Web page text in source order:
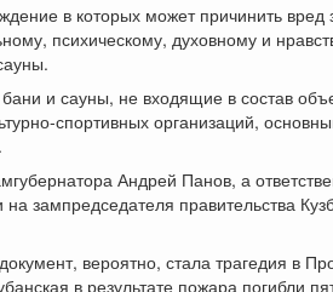
в которых может причинить вред
психическому, духовному и
и сауны, не входящие в состав
спортивных организаций,
Андрей Панов, а
зампредседателя правительства
вероятно, стала трагедия в
в результате пожара погибли